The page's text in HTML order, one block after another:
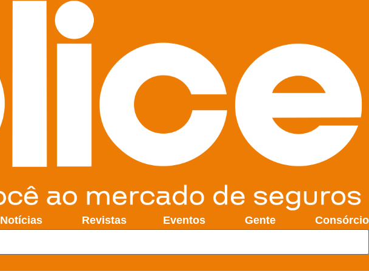
Notícias Revistas Eventos Gente Consórcio